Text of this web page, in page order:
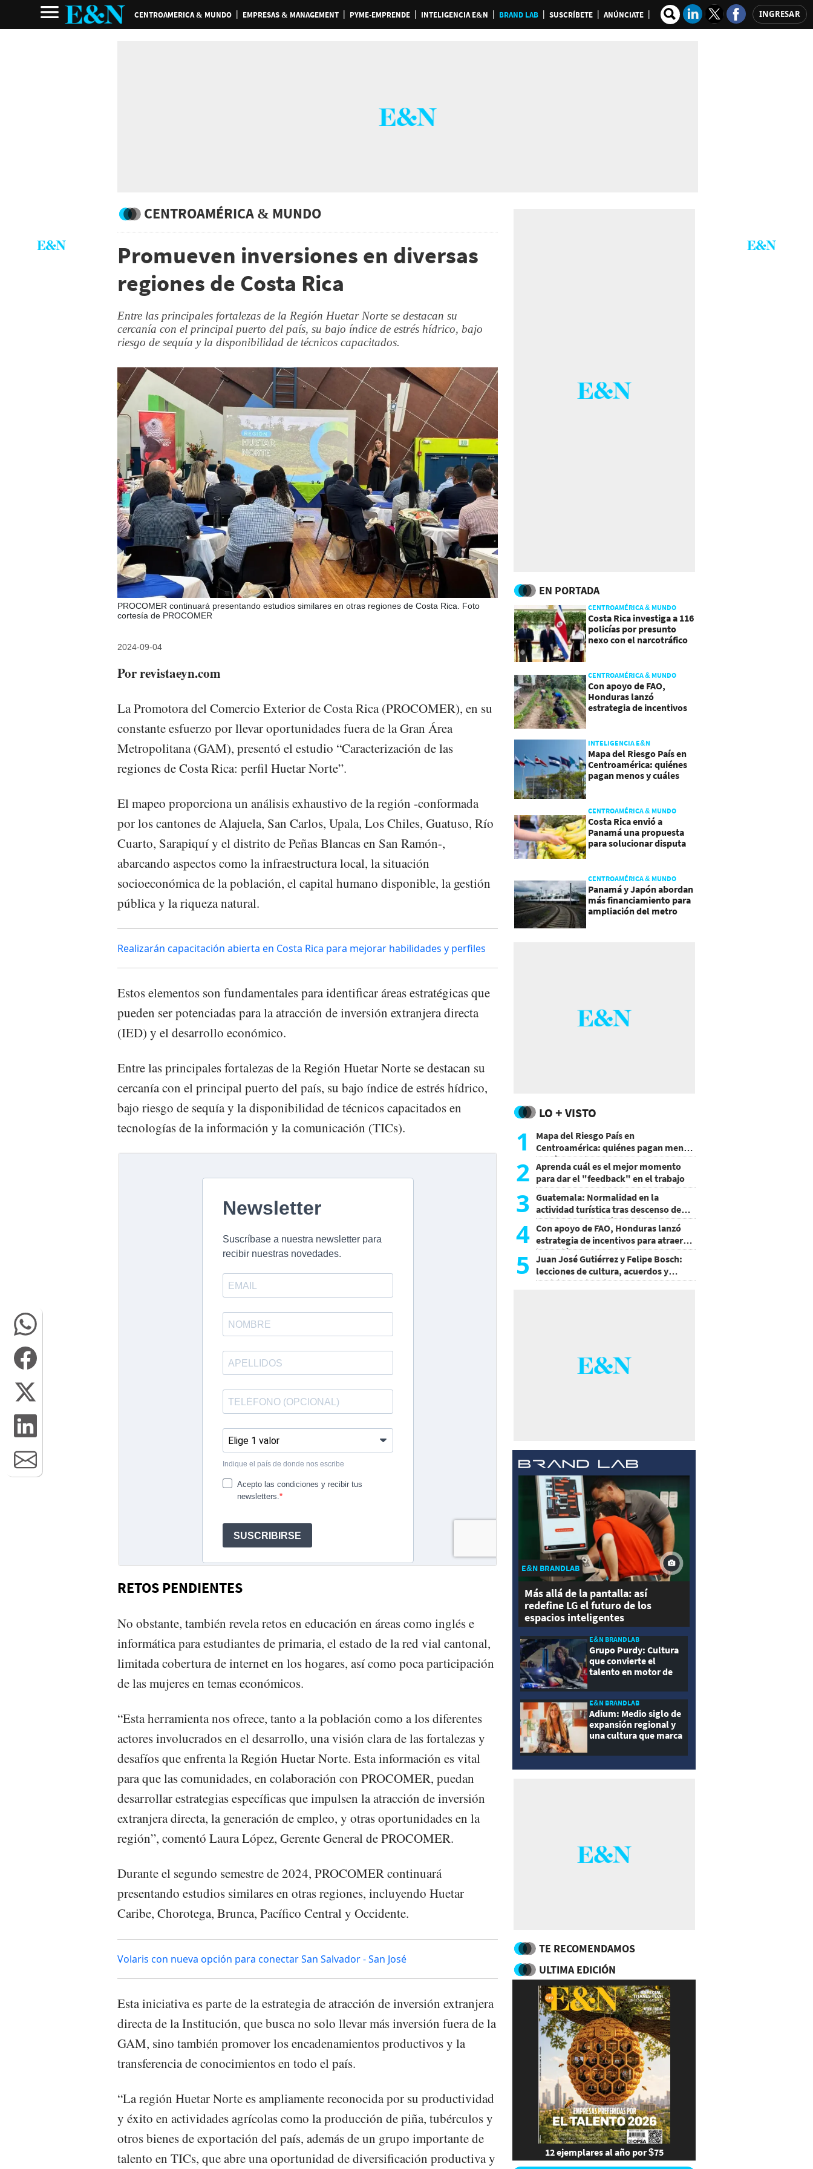
CENTROAMERICA & MUNDO EMPRESAS & MANAGEMENT PYME-EMPRENDE INTELIGENCIA E&N BRAND LAB SUSCRÍBETE ANÚNCIATE INGRESAR
CENTROAMÉRICA & MUNDO
Promueven inversiones en diversas
regiones de Costa Rica
Entre las principales fortalezas de la Región Huetar Norte se destacan su
cercanía con el principal puerto del país, su bajo índice de estrés hídrico, bajo
riesgo de sequía y la disponibilidad de técnicos capacitados.
PROCOMER continuará presentando estudios similares en otras regiones de Costa Rica. Foto
cortesía de PROCOMER
2024-09-04
Por revistaeyn.com
La Promotora del Comercio Exterior de Costa Rica (PROCOMER), en su
constante esfuerzo por llevar oportunidades fuera de la Gran Área
Metropolitana (GAM), presentó el estudio “Caracterización de las
regiones de Costa Rica: perfil Huetar Norte”.
El mapeo proporciona un análisis exhaustivo de la región -conformada
por los cantones de Alajuela, San Carlos, Upala, Los Chiles, Guatuso, Río
Cuarto, Sarapiquí y el distrito de Peñas Blancas en San Ramón-,
abarcando aspectos como la infraestructura local, la situación
socioeconómica de la población, el capital humano disponible, la gestión
pública y la riqueza natural.
Realizarán capacitación abierta en Costa Rica para mejorar habilidades y perfiles
Estos elementos son fundamentales para identificar áreas estratégicas que
pueden ser potenciadas para la atracción de inversión extranjera directa
(IED) y el desarrollo económico.
Entre las principales fortalezas de la Región Huetar Norte se destacan su
cercanía con el principal puerto del país, su bajo índice de estrés hídrico,
bajo riesgo de sequía y la disponibilidad de técnicos capacitados en
tecnologías de la información y la comunicación (TICs).
RETOS PENDIENTES
No obstante, también revela retos en educación en áreas como inglés e
informática para estudiantes de primaria, el estado de la red vial cantonal,
limitada cobertura de internet en los hogares, así como poca participación
de las mujeres en temas económicos.
“Esta herramienta nos ofrece, tanto a la población como a los diferentes
actores involucrados en el desarrollo, una visión clara de las fortalezas y
desafíos que enfrenta la Región Huetar Norte. Esta información es vital
para que las comunidades, en colaboración con PROCOMER, puedan
desarrollar estrategias específicas que impulsen la atracción de inversión
extranjera directa, la generación de empleo, y otras oportunidades en la
región”, comentó Laura López, Gerente General de PROCOMER.
Durante el segundo semestre de 2024, PROCOMER continuará
presentando estudios similares en otras regiones, incluyendo Huetar
Caribe, Chorotega, Brunca, Pacífico Central y Occidente.
Volaris con nueva opción para conectar San Salvador - San José
Esta iniciativa es parte de la estrategia de atracción de inversión extranjera
directa de la Institución, que busca no solo llevar más inversión fuera de la
GAM, sino también promover los encadenamientos productivos y la
transferencia de conocimientos en todo el país.
“La región Huetar Norte es ampliamente reconocida por su productividad
y éxito en actividades agrícolas como la producción de piña, tubérculos y
otros bienes de exportación del país, además de un grupo importante de
talento en TICs, que abre una oportunidad de diversificación productiva y
EN PORTADA
CENTROAMÉRICA & MUNDO
Costa Rica investiga a 116
policías por presunto
nexo con el narcotráfico
CENTROAMÉRICA & MUNDO
Con apoyo de FAO,
Honduras lanzó
estrategia de incentivos
INTELIGENCIA E&N
Mapa del Riesgo País en
Centroamérica: quiénes
pagan menos y cuáles
CENTROAMÉRICA & MUNDO
Costa Rica envió a
Panamá una propuesta
para solucionar disputa
CENTROAMÉRICA & MUNDO
Panamá y Japón abordan
más financiamiento para
ampliación del metro
LO + VISTO
1
Mapa del Riesgo País en
Centroamérica: quiénes pagan menos
y cuáles mejoraron
2 Aprenda cuál es el mejor momento
para dar el "feedback" en el trabajo
3 Guatemala: Normalidad en la
actividad turística tras descenso de
actividad del volcán de Fuego
4 Con apoyo de FAO, Honduras lanzó
estrategia de incentivos para atraer
inversión al agro
5
Juan José Gutiérrez y Felipe Bosch:
lecciones de cultura, acuerdos y
decisiones sin miedo
E&N BRANDLAB
Más allá de la pantalla: así
redefine LG el futuro de los
espacios inteligentes
E&N BRANDLAB
Grupo Purdy: Cultura
que convierte el
talento en motor de
E&N BRANDLAB
Adium: Medio siglo de
expansión regional y
una cultura que marca
TE RECOMENDAMOS
ULTIMA EDICIÓN
12 ejemplares al año por $75